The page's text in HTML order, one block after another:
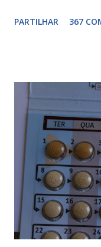
componentes.
A pilula yasminelle®
mesmo horário,
dias de pausa
7 dias descerá o
4° dia da pausa. As
seguindo o esquema
yasminelle® Para
esperar pelo
correspondente ao
PARTILHAR 367